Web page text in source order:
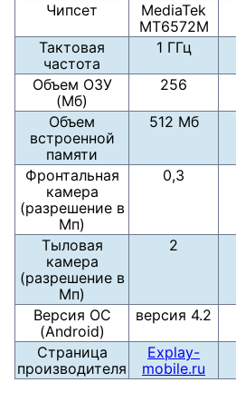
Чипсет
MediaTek
MT6572M
Тактовая
частота
1 ГГц
Объем ОЗУ
(Мб)
256
Объем
встроенной
памяти
512 Мб
Фронтальная
камера
(разрешение в
Мп)
0,3
Тыловая
камера
(разрешение в
Мп)
2
Версия ОС
(Android)
версия 4.2
Страница
производителя
Explay-
mobile.ru